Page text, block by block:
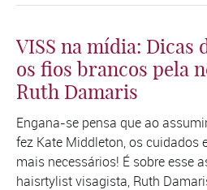
VISS na mídia: Dicas
os fios brancos pela
Ruth Damaris
Engana-se pensa que ao
fez Kate Middleton, os cuidados
mais necessários! É sobre esse
haisrtylist visagista, Ruth